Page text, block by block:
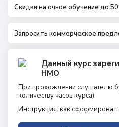
Скидки на очное обучение до
Запросить коммерческое
Данный курс
НМО
При прохождении слушателю
количеству часов курса)
Инструкция: как